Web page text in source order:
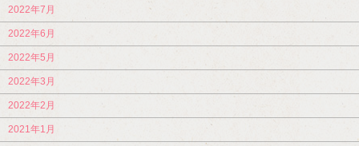
2022年7月
2022年6月
2022年5月
2022年3月
2022年2月
2021年1月